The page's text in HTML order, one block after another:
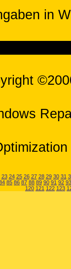
in
23 24 25 26 27 28 29 30 31
85 86 87 88 89 90 91 92 93
120 121 122 123